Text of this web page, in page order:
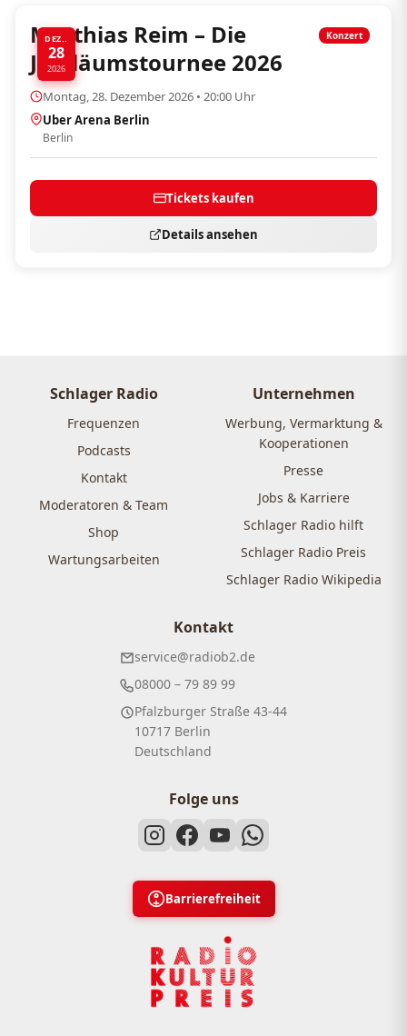
DEZ..
28
2026
Konzert
Matthias Reim – Die
Jubiläumstournee 2026
Montag, 28. Dezember 2026 • 20:00 Uhr
Uber Arena Berlin
Berlin
Tickets kaufen
Details ansehen
Schlager Radio
Frequenzen
Podcasts
Kontakt
Moderatoren & Team
Shop
Wartungsarbeiten
Unternehmen
Werbung, Vermarktung &
Kooperationen
Presse
Jobs & Karriere
Schlager Radio hilft
Schlager Radio Preis
Schlager Radio Wikipedia
Kontakt
service@radiob2.de
08000 – 79 89 99
Pfalzburger Straße 43-44
10717 Berlin
Deutschland
Folge uns
Barrierefreiheit